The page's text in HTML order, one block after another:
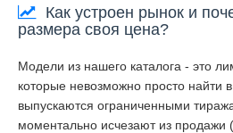
Как устроен рынок и
размера своя цена?
Модели из нашего каталога - это
которые невозможно просто найти
выпускаются ограниченными
моментально исчезают из продажи (